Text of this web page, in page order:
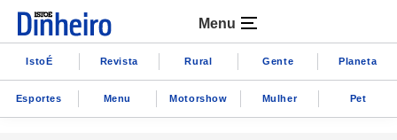
Menu
IstoÉ Revista Rural Gente Planeta
Esportes Menu Motorshow Mulher Pet